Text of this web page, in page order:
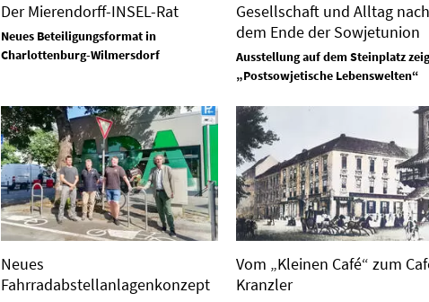
Der Mierendorff-INSEL-Rat
Neues Beteiligungsformat in
Charlottenburg-Wilmersdorf
Gesellschaft und Alltag nach
dem Ende der Sowjetunion
Ausstellung auf dem Steinplatz
„Postsowjetische Lebenswelten“
Neues
Fahrradabstellanlagenkonzept
Vom „Kleinen Café“ zum
Kranzler